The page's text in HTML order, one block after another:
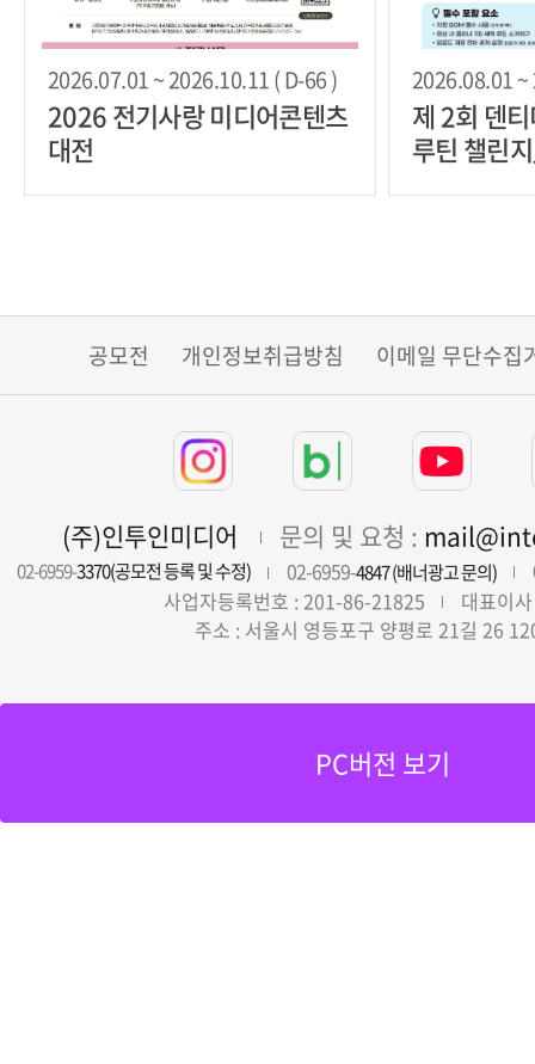
2026.07.01 ~ 2026.10.11 ( D-66 )
2026 전기사랑 미디어콘텐츠
대전
2026.08.01 ~
제 2회 덴
루틴 챌린
공모전 개인정보취급방침 이메일 무단수집
(주)인투인미디어 문의 및 요청 :
02-6959-3370(공모전 등록 및 수정) 02-6959-4847 (배너광고 문의)
사업자등록번호 : 201-86-21825
대표이
주소 : 서울시 영등포구 양평로 21길 26
PC버전 보기